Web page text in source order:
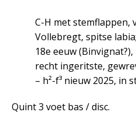
C-H met stemflappen,
Vollebregt, spitse
18e eeuw
recht ingeritste,
– h²-f³ nieuw 2025, in
Quint 3 voet bas / disc.